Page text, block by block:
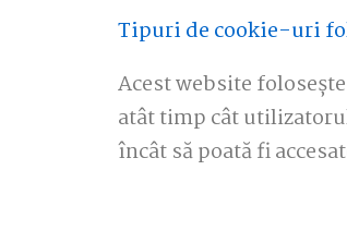
Tipuri de cookie-uri
Acest website
atât timp cât
încât să poată fi